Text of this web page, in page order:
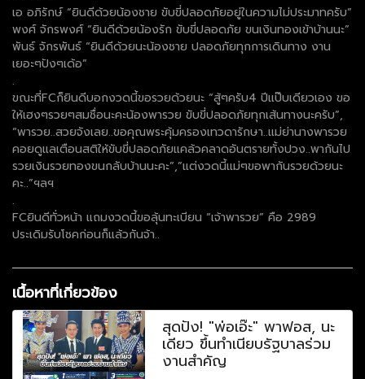
เอ อภิรักษ์ “ยินดีด้วยน้องชาย ขับขี่ปลอดภัยอยู่ในความไม่ประมาทครับ”
พงศ์ จักรพงศ์ “ยินดีด้วยน้องรัก ขับขี่ปลอดภัย ขนเงินทองเข้าบ้านนะ”
พันธ์ จักรพันธ์ “ยินดีด้วยนะน้องชาย ปลอดภัยทุกการเดินทาง งาน
เยอะๆปังๆเด้อ”
.
ขณะที่FCก็ยินดีบอกงวดนี้ขอรวยด้วยนะ “สู้ๆครับ4 ปีแป๊บเดียวเอง ขอ
ให้เฮงๆรวยๆสมชื่อนะคะน้องพารวย ขับขี่ปลอดภัยทุกเส้นทางนะครับ”,
“พารวย..สวยจังเลย..ขอคุณพระคุ้มครองเทวดารักษา..แม่ย่านางพารวย
คอยดูแลเตือนสติให้ขับขี่ปลอดภัยแคล้วคลาดอันตรายทั้งปวง..พากันไป
รวยเงินรวยทองขนกลับบ้านนะคะ”,”แต่งวดนี้แม่ๆขอพากันรวยด้วยนะ
คะ..”ฯลฯ
.
FCยินดีทั่วหน้า แถมงวดนี้ขอลุ้นทะเบียน “เจ้าพารวย” คือ 2989
ประเดิมรับโชคก่อนก็แล้วกันจ้า..
เนื้อหาที่เกี่ยวข้อง
สุดปัง! "พ่อเอ๊ะ" พาฟอส, นะ
เดียว ขึ้นทำเนียบรัฐบาลร่วม
งานสำคัญ